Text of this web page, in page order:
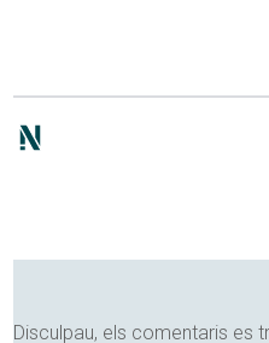
Disculpau, els comentaris es